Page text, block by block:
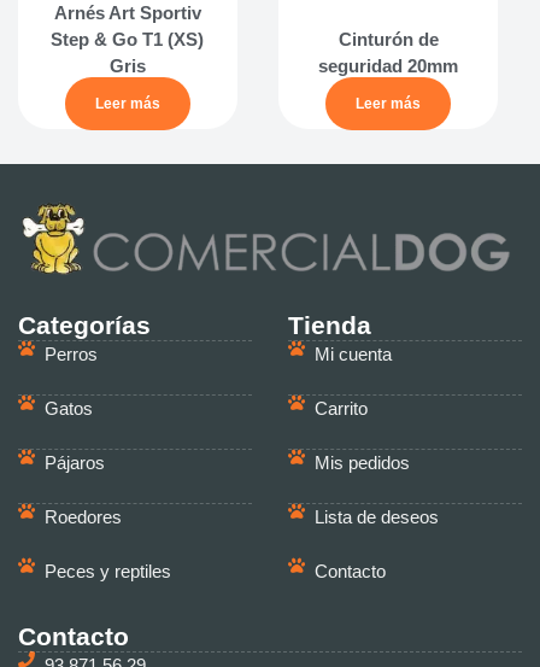
Arnés Art Sportiv
Step & Go T1 (XS)
Gris
Leer más
Cinturón de
seguridad 20mm
Leer más
Categorías
Perros
Gatos
Pájaros
Roedores
Peces y reptiles
Tienda
Mi cuenta
Carrito
Mis pedidos
Lista de deseos
Contacto
Contacto